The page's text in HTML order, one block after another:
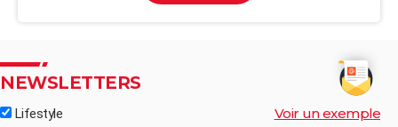
NEWSLETTERS
Lifestyle Voir un exemple